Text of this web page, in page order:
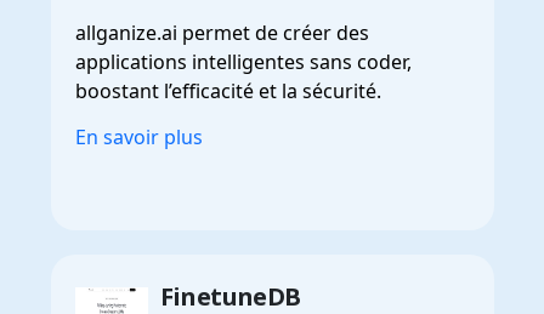
allganize.ai permet de créer des
applications intelligentes sans coder,
boostant l’efficacité et la sécurité.
En savoir plus
FinetuneDB